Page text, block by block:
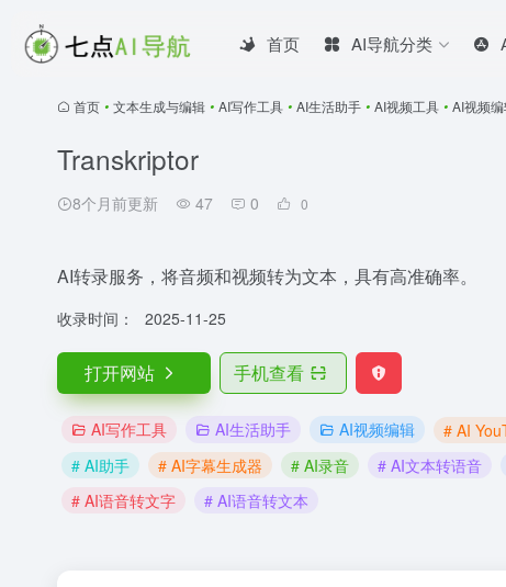
首页 AI导航分类
首页 • 文本生成与编辑 • AI写作工具 • AI生活助手 • AI视频工具 • AI视频
Transkriptor
8个月前更新 47 0 0
AI转录服务，将音频和视频转为文本，具有高准确率。
收录时间： 2025-11-25
打开网站 手机查看
AI写作工具 AI生活助手 AI视频编辑 # AI
# AI助手
# AI字幕生成器 # AI录音 # AI文本转语音
# AI语音转文字
# AI语音转文本